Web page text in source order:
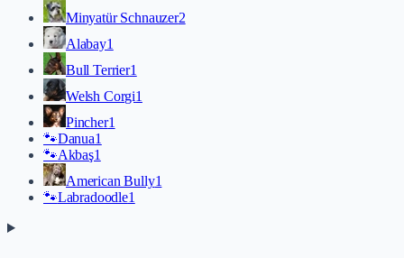
Minyatür Schnauzer2
Alabay1
Bull Terrier1
Welsh Corgi1
Pincher1
🐾Danua1
🐾Akbaş1
American Bully1
🐾Labradoodle1